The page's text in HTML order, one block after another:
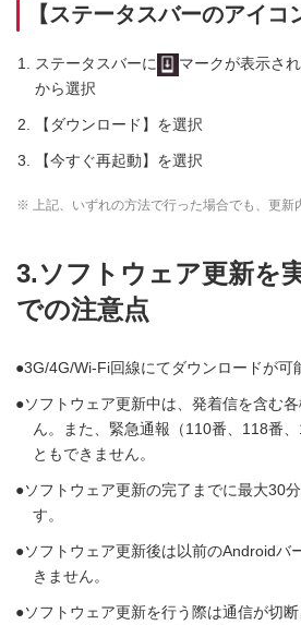
【ステータスバーのアイコ
ステータスバーに
マークが表示さ
から選択
【ダウンロード】を選択
【今すぐ再起動】を選択
※ 上記、いずれの方法で行った場合でも、更新
3.ソフトウェア更新を
での注意点
3G/4G/Wi-Fi回線にてダウンロードが可
ソフトウェア更新中は、発着信を含む
ん。また、緊急通報（110番、118番
ともできません。
ソフトウェア更新の完了までに最大30
す。
ソフトウェア更新後は以前のAndroidバ
きません。
ソフトウェア更新を行う際は通信が切